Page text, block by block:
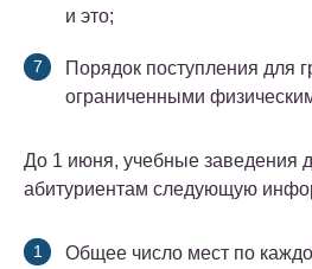
и это;
Порядок поступления для
ограниченными
До 1 июня, учебные заведения
абитуриентам следующую
Общее число мест по